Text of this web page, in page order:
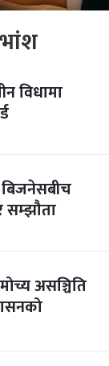
विधामा
सम्झौता
असञ्चिति